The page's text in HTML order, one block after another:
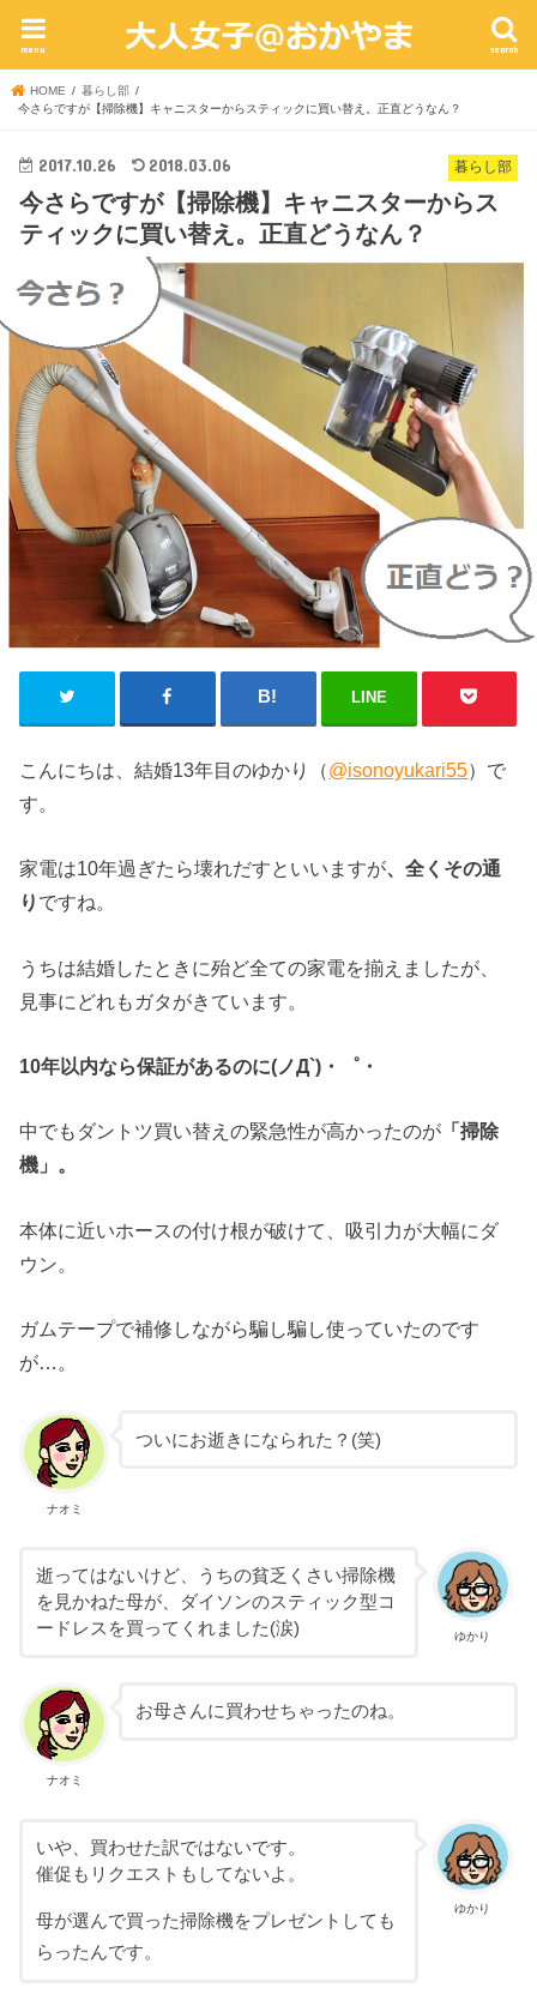
search
menu
HOME
暮らし部
今さらですが【掃除機】キャニスターからスティックに買い替え。正直どうなん？
暮らし部
2017.10.26 2018.03.06
今さらですが【掃除機】キャニスターからス
ティックに買い替え。正直どうなん？
LINE
こんにちは、結婚13年目のゆかり（@isonoyukari55）で
す。
家電は10年過ぎたら壊れだすといいますが、全くその通
り ですね。
うちは結婚したときに殆ど全ての家電を揃えましたが、
見事にどれもガタがきています。
10年以内なら保証があるのに(ノД`)・゜・
中でもダントツ買い替えの緊急性が高かったのが 「掃除
機」。
本体に近いホースの付け根が破けて、吸引力が大幅にダ
ウン。
ガムテープで補修しながら騙し騙し使っていたのです
が…。
ナオミ
ついにお逝きになられた？(笑)
ゆかり
逝ってはないけど、うちの貧乏くさい掃除機
を見かねた母が、ダイソンのスティック型コ
ードレスを買ってくれました(涙)
ナオミ
お母さんに買わせちゃったのね。
ゆかり
いや、買わせた訳ではないです。
催促もリクエストもしてないよ。
母が選んで買った掃除機をプレゼントしても
らったんです。